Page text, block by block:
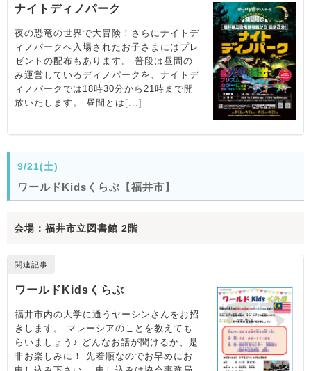
9/21(土)
ワールドKidsくらぶ【福井市】
会場：福井市立図書館 2階